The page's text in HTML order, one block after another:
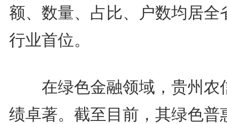
额、数量、占比、户数均居全
行业首位。
在绿色金融领域，贵州农
绩卓著。截至目前，其绿色普